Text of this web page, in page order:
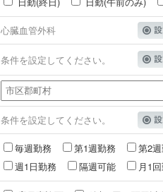
心臓血管外科
条件を設定してください。
条件を設定してください。
毎週勤務 第1週勤務 第2
週1日勤務
隔週可能 月1